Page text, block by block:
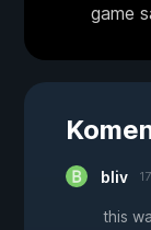
game
bliv
this